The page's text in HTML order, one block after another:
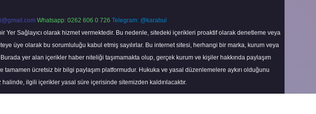
Whatsapp: 0262 606 0 726 Telegram: @karabul
Yer Sağlayıcı olarak hizmet vermektedir. Bu nedenle, sitedeki içerikleri proaktif olarak denetleme veya
üye olarak bu sorumluluğu kabul etmiş sayılırlar. Bu internet sitesi, herhangi bir marka, kurum veya
yer alan içerikler haber niteliği taşımamakta olup, gerçek kurum ve kişiler hakkında paylaşım
ücretsiz bir bilgi paylaşım platformudur. Hukuka ve yasal düzenlemelere aykırı olduğunu
ilgili içerikler yasal süre içerisinde sitemizden kaldırılacaktır.